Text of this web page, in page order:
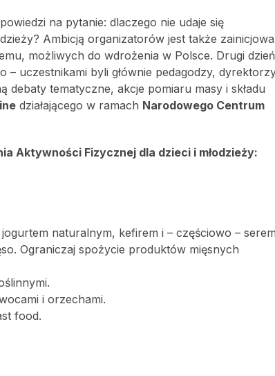
na pytanie: dlaczego nie udaje się
Ambicją organizatorów jest także
możliwych do wdrożenia w Polsce. Drugi dzień
uczestnikami byli głównie pedagodzy,
tematyczne, akcje pomiaru masy i składu
działającego w ramach Narodowego Centrum
Aktywności Fizycznej dla dzieci i młodzieży:
naturalnym, kefirem i – częściowo –
Ograniczaj spożycie produktów mięsnych
i orzechami.
food.